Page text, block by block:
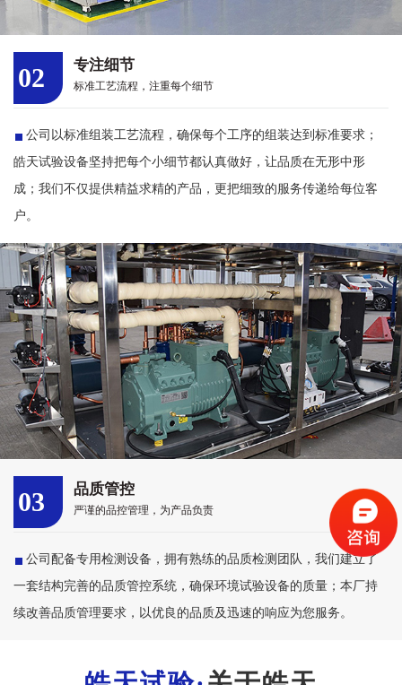
02 专注细节
标准工艺流程，注重每个细节
公司以标准组装工艺流程，确保每个工序的组装达到标准要求；
皓天试验设备坚持把每个小细节都认真做好，让品质在无形中形
成；我们不仅提供精益求精的产品，更把细致的服务传递给每位客
户。
03 品质管控
严谨的品控管理，为产品负责
公司配备专用检测设备，拥有熟练的品质检测团队，我们建立了
一套结构完善的品质管控系统，确保环境试验设备的质量；本厂持
续改善品质管理要求，以优良的品质及迅速的响应为您服务。